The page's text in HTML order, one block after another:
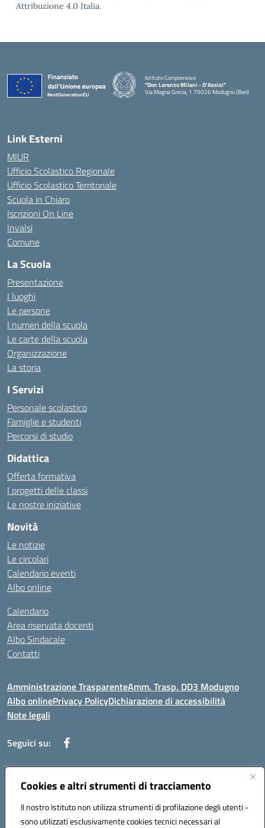
Cookies e altri strumenti di tracciamento
Il nostro Istituto non utilizza strumenti di profilazione degli utenti -
sono utilizzati esclusivamente cookies tecnici necessari al
Attribuzione 4.0 Italia.
Istituto Comprensivo
"Don Lorenzo Milani - D’Assisi"
Via Magna Grecia, 1 70026 Modugno (Bari)
— Visita la pagina iniziale della scuola
Link Esterni
MIUR
Ufficio Scolastico Regionale
Ufficio Scolastico Territoriale
Scuola in Chiaro
Iscrizioni On Line
Invalsi
Comune
La Scuola
Presentazione
I luoghi
Le persone
I numeri della scuola
Le carte della scuola
Organizzazione
La storia
I Servizi
Personale scolastico
Famiglie e studenti
Percorsi di studio
Didattica
Offerta formativa
I progetti delle classi
Le nostre iniziative
Novità
Le notizie
Le circolari
Calendario eventi
Albo online
Calendario
Area riservata docenti
Albo Sindacale
Contatti
Amministrazione TrasparenteAmm. Trasp. DD3 Modugno
Albo onlinePrivacy PolicyDichiarazione di accessibilità
Note legali
Seguici su:
Indirizzo:Via Magna Grecia, 1 - 70026 Modugno (Bari)
Posta elettronica certificata (PEC):baic8ap005@pec.istruzione.it